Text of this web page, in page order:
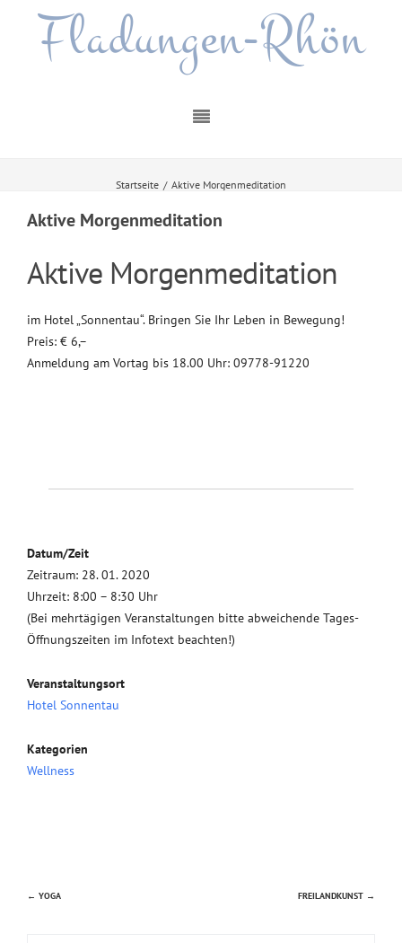
Fladungen-Rhön
Startseite / Aktive Morgenmeditation
Aktive Morgenmeditation
Aktive Morgenmeditation
im Hotel „Sonnentau“. Bringen Sie Ihr Leben in Bewegung!
Preis: € 6,–
Anmeldung am Vortag bis 18.00 Uhr: 09778-91220
Datum/Zeit
Zeitraum: 28. 01. 2020
Uhrzeit: 8:00 – 8:30 Uhr
(Bei mehrtägigen Veranstaltungen bitte abweichende Tages-
Öffnungszeiten im Infotext beachten!)
Veranstaltungsort
Hotel Sonnentau
Kategorien
Wellness
Beitragsnavigation
← YOGA FREILANDKUNST →